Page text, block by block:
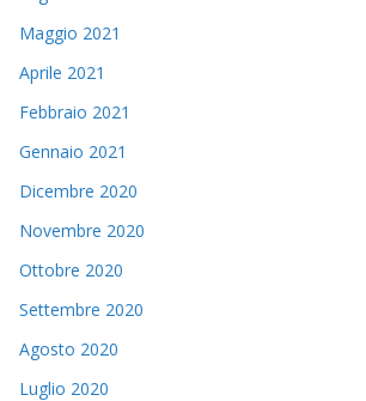
Maggio 2021
Aprile 2021
Febbraio 2021
Gennaio 2021
Dicembre 2020
Novembre 2020
Ottobre 2020
Settembre 2020
Agosto 2020
Luglio 2020